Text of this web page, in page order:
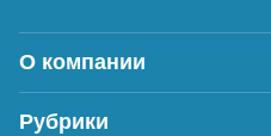
О компании
Рубрики